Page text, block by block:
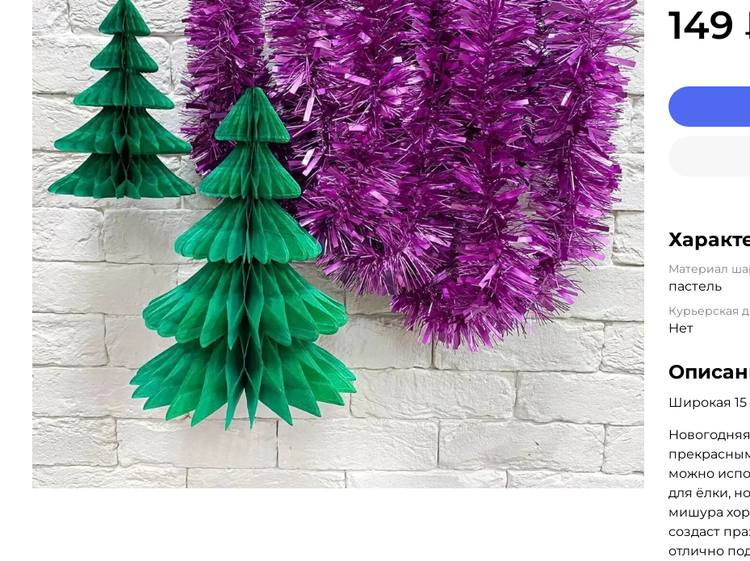
149
Материал
пастель
Курьерская
Нет
Широкая 15
можно
для ёлки,
мишура
создаст
отлично